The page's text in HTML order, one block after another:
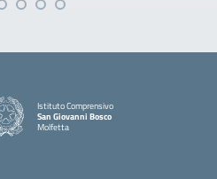
Istituto Comprensivo
San Giovanni Bosco
Molfetta